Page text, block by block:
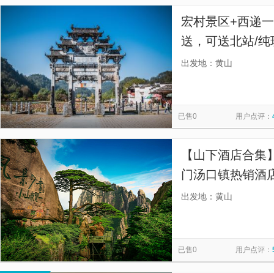
宏村景区+西递
送，可送北站/
汽车站/火车站/
出发地：黄山
已售0 用户点评：
【山下酒店合
门汤口镇热销酒
中心总站
出发地：黄山
已售0 用户点评：